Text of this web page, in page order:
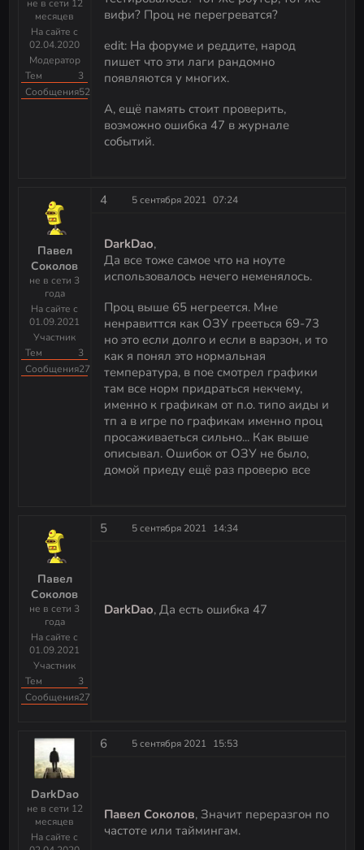
не в сети 12
месяцев
На сайте с
02.04.2020
Модератор
Тем
3
Сообщения523
вифи? Проц не перегреватся?
edit: На форуме и реддите, народ
пишет что эти лаги рандомно
появляются у многих.
А, ещё память стоит проверить,
возможно ошибка 47 в журнале
событий.
Павел
Соколов
не в сети 3
года
На сайте с
01.09.2021
Участник
Тем
3
Сообщения27
4 5 сентября 2021 07:24
DarkDao,
Да все тоже самое что на ноуте
использовалось нечего неменялось.
Проц выше 65 негреется. Мне
ненравиттся как ОЗУ грееться 69-73
но это если долго и если в варзон, и то
как я понял это нормальная
температура, в пое смотрел графики
там все норм придраться некчему,
именно к графикам от п.о. типо аиды и
тп а в игре по графикам именно проц
просаживаеться сильно... Как выше
описывал. Ошибок от ОЗУ не было,
домой приеду ещё раз проверю все
Павел
Соколов
не в сети 3
года
На сайте с
01.09.2021
Участник
Тем
3
Сообщения27
5 5 сентября 2021 14:34
DarkDao, Да есть ошибка 47
DarkDao
не в сети 12
месяцев
На сайте с
6 5 сентября 2021 15:53
Павел Соколов, Значит переразгон по
частоте или таймингам.